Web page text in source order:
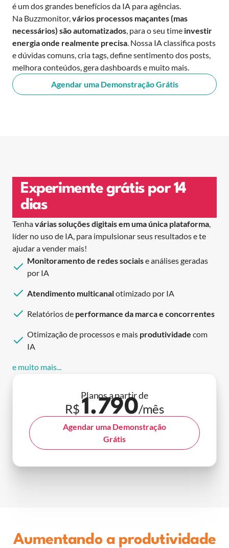
é um dos grandes benefícios da IA para agências.
Na Buzzmonitor, vários processos maçantes (mas
necessários) são automatizados , para o seu time investir
energia onde realmente precisa . Nossa IA classifica posts
e dúvidas comuns, cria tags, define sentimento dos posts,
melhora conteúdos, gera dashboards e muito mais.
Agendar uma Demonstração Grátis
Experimente grátis por 14
dias
Tenhavárias soluções digitais em uma única plataforma
líder no uso de IA, para impulsionar seus resultados e te
ajudar a vender mais!
Monitoramento de redes sociaise análises geradas
por IA
Atendimento multicanalotimizado por IA
Relatórios de performance da marca e concorrentes
Otimização de processos e mais produtividade com
IA
e muito mais...
Planos a partir de
R$1.790/mês
Agendar uma Demonstração
Grátis
Aumentando a produtividade